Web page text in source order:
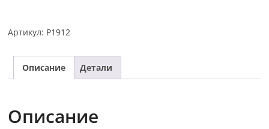
Артикул: P1912
Описание Детали
Описание